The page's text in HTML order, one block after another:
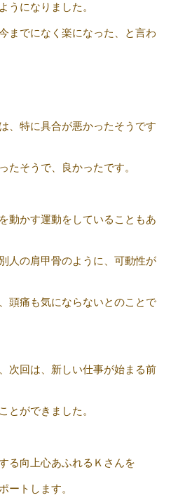
うになりました。
までになく楽になった、と言わ
、特に具合が悪かったそうです
たそうで、良かったです。
動かす運動をしていることもあ
人の肩甲骨のように、可動性が
頭痛も気にならないとのことで
次回は、新しい仕事が始まる前
とができました。
る向上心あふれるＫさんを
ートします。